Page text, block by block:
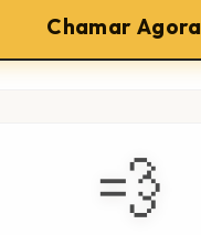
Chamar Agora
💨